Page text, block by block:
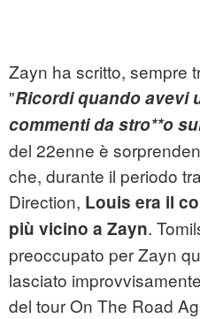
Zayn ha scritto, sempre
"Ricordi quando avevi
commenti da stro**o
del 22enne è
che, durante il periodo
Direction, Louis era il
più vicino a Zayn.
preoccupato per Zayn
lasciato
del tour On The Road